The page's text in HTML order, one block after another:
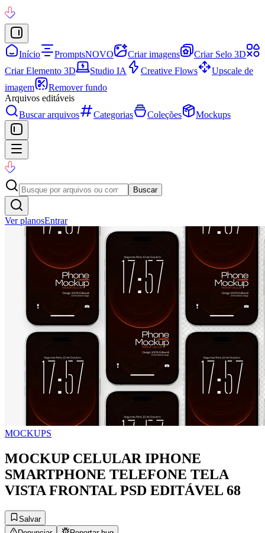
Início PromptsNOVO Criar imagens
Criar Selo 3D
Criar Elemento 3D
Studio IA Creative Flows
Upscale de
imagem
Remover fundo
Arquivos editáveis
Buscar arquivos
Categorias Coleções Mockups
Buscar
Ver planosEntrar
MOCKUPS
MOCKUP CELULAR IPHONE
SMARTPHONE TELEFONE TELA
VISTA FRONTAL PSD EDITÁVEL 68
Salvar